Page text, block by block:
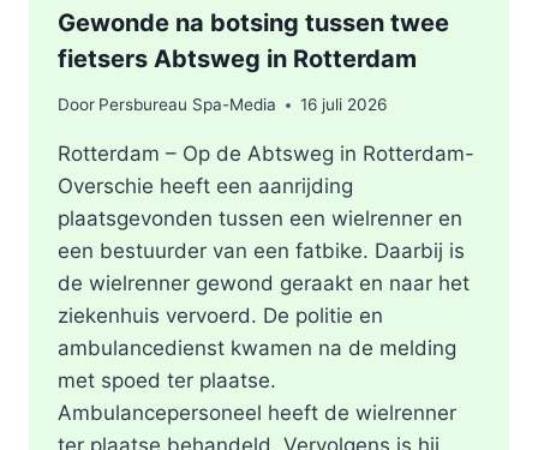
Gewonde na botsing tussen twee
fietsers Abtsweg in Rotterdam
Door Persbureau Spa-Media 16 juli 2026
Rotterdam – Op de Abtsweg in Rotterdam-
Overschie heeft een aanrijding
plaatsgevonden tussen een wielrenner en
een bestuurder van een fatbike. Daarbij is
de wielrenner gewond geraakt en naar het
ziekenhuis vervoerd. De politie en
ambulancedienst kwamen na de melding
met spoed ter plaatse.
Ambulancepersoneel heeft de wielrenner